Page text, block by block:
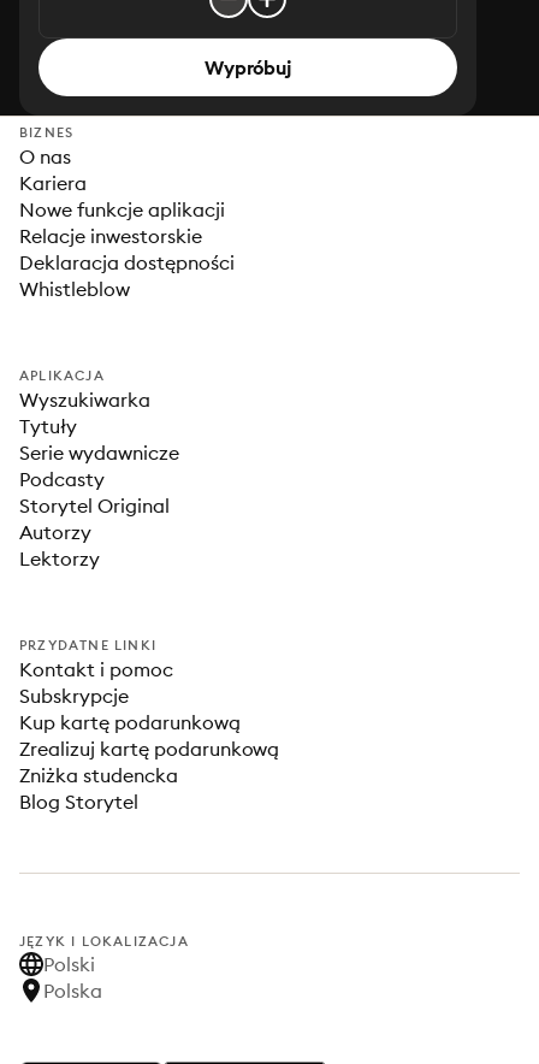
Wypróbuj
BIZNES
O nas
Kariera
Nowe funkcje aplikacji
Relacje inwestorskie
Deklaracja dostępności
Whistleblow
APLIKACJA
Wyszukiwarka
Tytuły
Serie wydawnicze
Podcasty
Storytel Original
Autorzy
Lektorzy
PRZYDATNE LINKI
Kontakt i pomoc
Subskrypcje
Kup kartę podarunkową
Zrealizuj kartę podarunkową
Zniżka studencka
Blog Storytel
JĘZYK I LOKALIZACJA
Polski
Polska